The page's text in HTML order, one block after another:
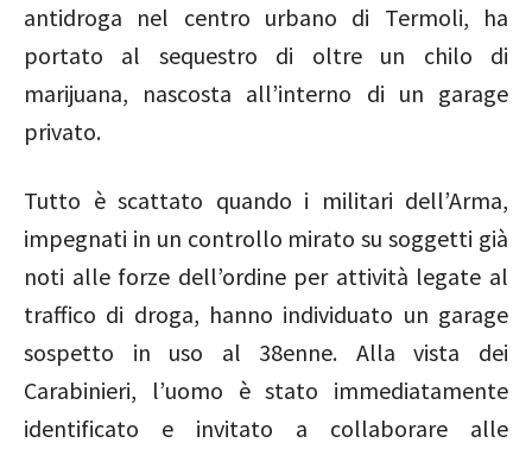
antidroga nel centro urbano di Termoli, ha
portato al sequestro di oltre un chilo di
marijuana, nascosta all’interno di un garage
privato.
Tutto è scattato quando i militari dell’Arma,
impegnati in un controllo mirato su soggetti già
noti alle forze dell’ordine per attività legate al
traffico di droga, hanno individuato un garage
sospetto in uso al 38enne. Alla vista dei
Carabinieri, l’uomo è stato immediatamente
identificato e invitato a collaborare alle